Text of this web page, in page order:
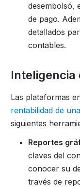
desembolsó,
de pago.
detallados
contables.
Inteligencia
Las plataformas
rentabilidad de
siguientes
Reportes
claves del
conocer su
través de